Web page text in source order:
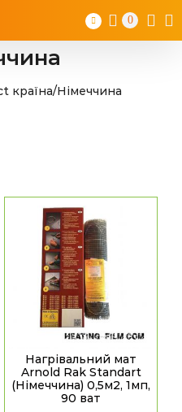
0
країна/Німеччина
Нагрівальний мат
Arnold Rak Standart
(Німеччина) 0,5м2, 1мп,
90 ват